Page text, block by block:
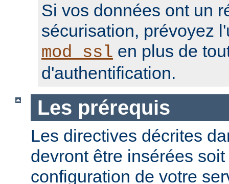
Si vos données ont un
sécurisation, prévoyez
mod_ssl en plus de
d'authentification.
Les prérequis
Les directives décrites
devront être insérées
configuration de votre